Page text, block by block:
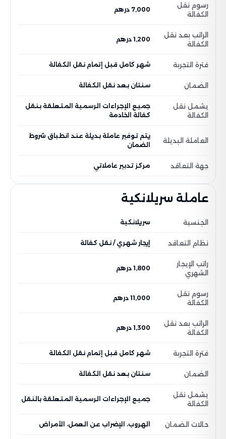
رسوم نقل
الكفالة
7,000 درهم
الراتب بعد نقل
الكفالة
1,200 درهم
فترة التجربة شهر كامل قبل إتمام نقل الكفالة
الضمان سنتان بعد نقل الكفالة
يشمل نقل
الكفالة
جميع الإجراءات الرسمية المتعلقة بنقل
كفالة الخادمة
العاملة البديلة
يتم توفير عاملة بديلة عند انطباق شروط
الضمان
جهة التعاقد مركز تدبير عاملاتي
عاملة سريلانكية
الجنسية سريلانكية
نظام التعاقد إيجار شهري / نقل كفالة
راتب الإيجار
الشهري
1,800 درهم
رسوم نقل
الكفالة
11,000 درهم
الراتب بعد نقل
الكفالة
1,300 درهم
فترة التجربة شهر كامل قبل إتمام نقل الكفالة
الضمان سنتان بعد نقل الكفالة
يشمل نقل
الكفالة
جميع الإجراءات الرسمية المتعلقة بالنقل
حالات الضمان الهروب، الإضراب عن العمل، الأمراض